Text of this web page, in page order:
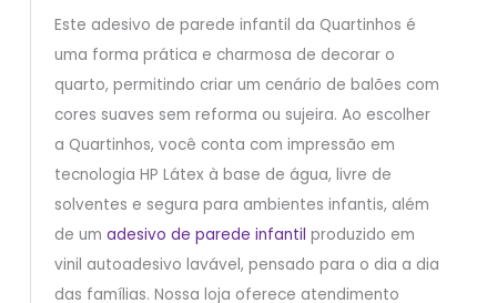
Este adesivo de parede infantil da Quartinhos é
uma forma prática e charmosa de decorar o
quarto, permitindo criar um cenário de balões com
cores suaves sem reforma ou sujeira. Ao escolher
a Quartinhos, você conta com impressão em
tecnologia HP Látex à base de água, livre de
solventes e segura para ambientes infantis, além
de um adesivo de parede infantil produzido em
vinil autoadesivo lavável, pensado para o dia a dia
das famílias. Nossa loja oferece atendimento